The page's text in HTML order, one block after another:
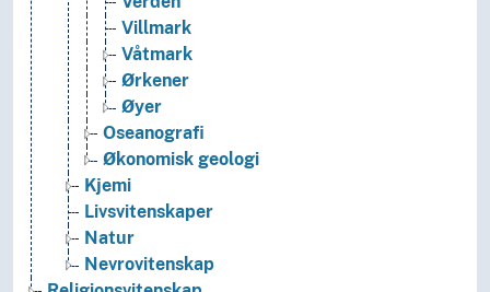
Villmark
Våtmark
Ørkener
Øyer
Oseanografi
Økonomisk geologi
Kjemi
Livsvitenskaper
Natur
Nevrovitenskap